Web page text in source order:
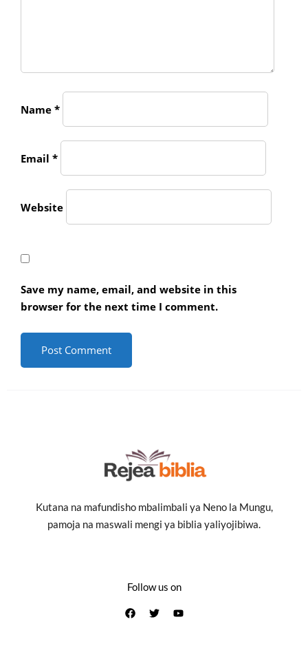
Name *
Email *
Website
Save my name, email, and website in this
browser for the next time I comment.
Kutana na mafundisho mbalimbali ya Neno la Mungu,
pamoja na maswali mengi ya biblia yaliyojibiwa.
Follow us on